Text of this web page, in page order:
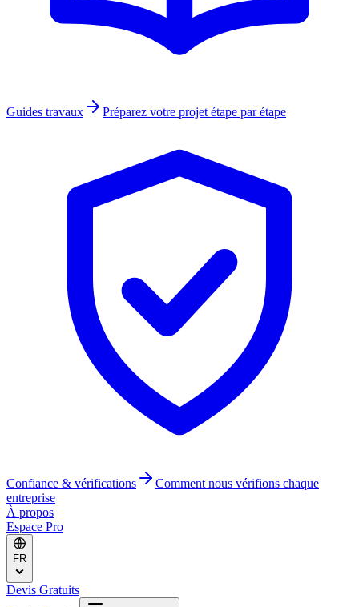
Guides travaux Préparez votre projet étape par étape
Confiance & vérifications
Comment nous vérifions chaque
entreprise
À propos
Espace Pro
FR
Devis Gratuits